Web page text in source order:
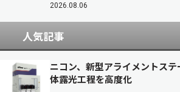
2026.08.06
人気記事
ニコン、新型アライメントス
体露光工程を高度化